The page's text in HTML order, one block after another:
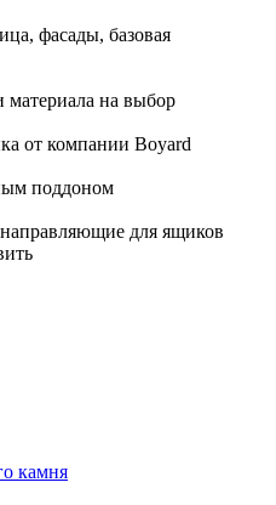
фасады, базовая
материала на выбор
от компании Boyard
поддоном
для ящиков
камня